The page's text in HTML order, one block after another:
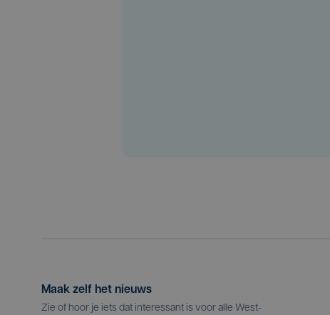
Maak zelf het nieuws
Zie of hoor je iets dat interessant is voor alle West-